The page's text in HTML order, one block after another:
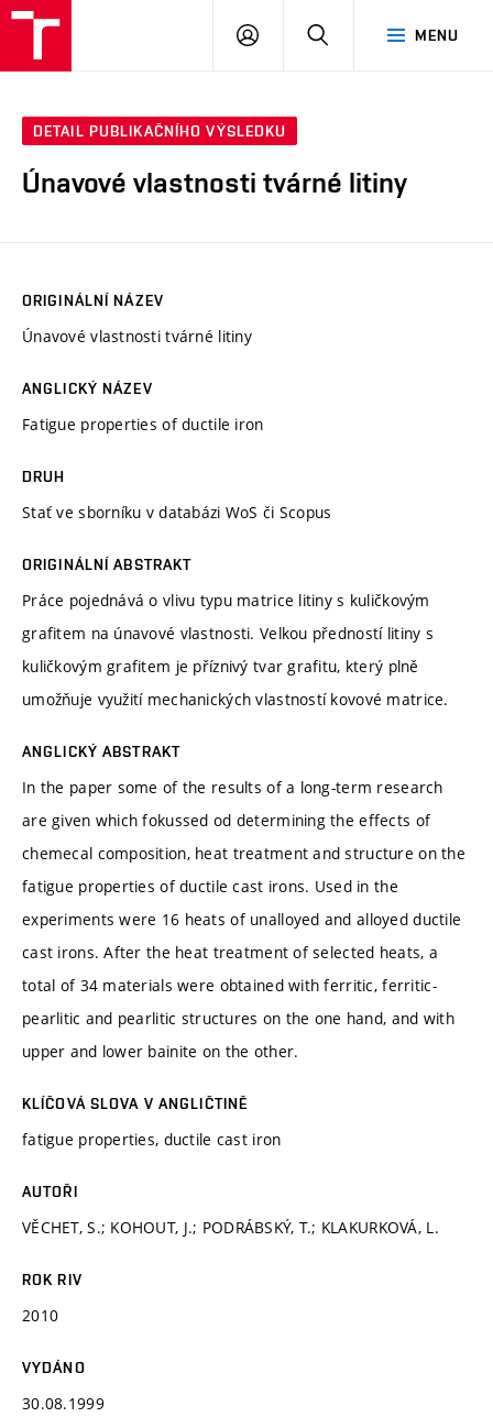
MENU
PŘIHLÁSIT
DETAIL PUBLIKAČNÍHO VÝSLEDKU
Únavové vlastnosti tvárné litiny
ORIGINÁLNÍ NÁZEV
Únavové vlastnosti tvárné litiny
ANGLICKÝ NÁZEV
Fatigue properties of ductile iron
DRUH
Stať ve sborníku v databázi WoS či Scopus
ORIGINÁLNÍ ABSTRAKT
Práce pojednává o vlivu typu matrice litiny s kuličkovým
grafitem na únavové vlastnosti. Velkou předností litiny s
kuličkovým grafitem je příznivý tvar grafitu, který plně
umožňuje využití mechanických vlastností kovové matrice.
ANGLICKÝ ABSTRAKT
In the paper some of the results of a long-term research
are given which fokussed od determining the effects of
chemecal composition, heat treatment and structure on the
fatigue properties of ductile cast irons. Used in the
experiments were 16 heats of unalloyed and alloyed ductile
cast irons. After the heat treatment of selected heats, a
total of 34 materials were obtained with ferritic, ferritic-
pearlitic and pearlitic structures on the one hand, and with
upper and lower bainite on the other.
KLÍČOVÁ SLOVA V ANGLIČTINĚ
fatigue properties, ductile cast iron
AUTOŘI
VĚCHET, S.; KOHOUT, J.; PODRÁBSKÝ, T.; KLAKURKOVÁ, L.
ROK RIV
2010
VYDÁNO
30.08.1999